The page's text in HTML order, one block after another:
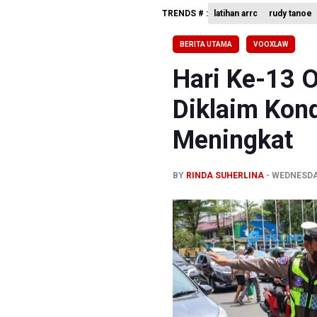
BRIN
KPK
BRIN
TRENDS # : latihan arrc rudy tanoe
BERITA UTAMA VOOXLAW
Hari Ke-13
Diklaim
Meningkat
BY RINDA SUHERLINA